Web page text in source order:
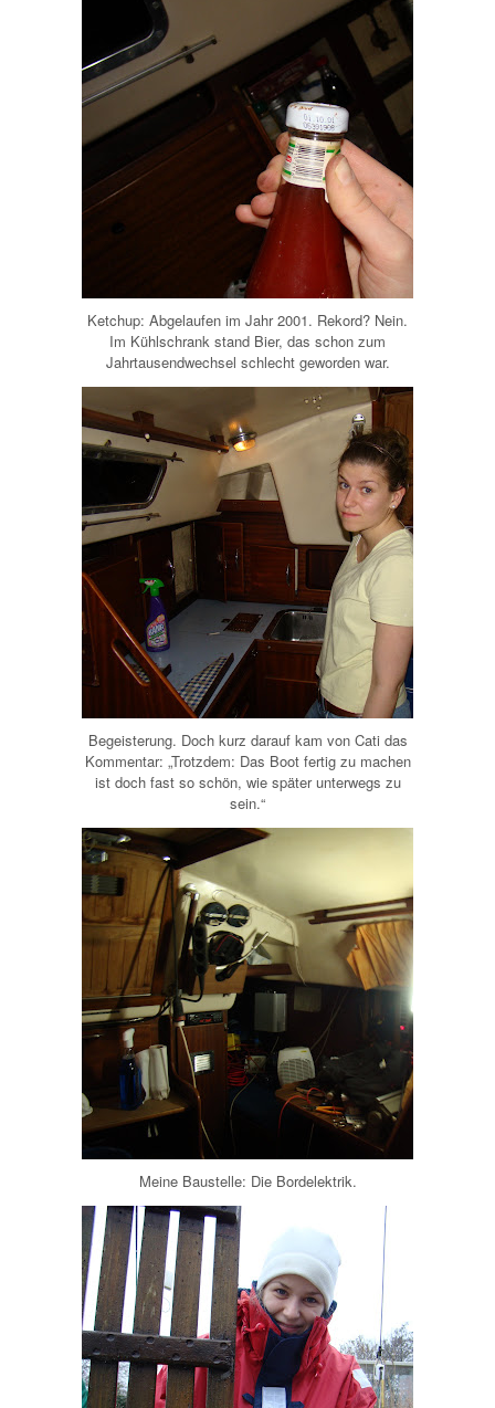
Ketchup: Abgelaufen im Jahr 2001. Rekord? Nein.
Im Kühlschrank stand Bier, das schon zum
Jahrtausendwechsel schlecht geworden war.
Begeisterung. Doch kurz darauf kam von Cati das
Kommentar: „Trotzdem: Das Boot fertig zu machen
ist doch fast so schön, wie später unterwegs zu
sein.“
Meine Baustelle: Die Bordelektrik.